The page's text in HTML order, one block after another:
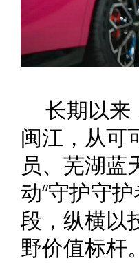
长期以来
闽江，从可
员、芜湖蓝
动“守护守
段，纵横以
野价值标杆。